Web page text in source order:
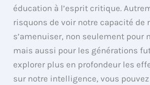
éducation à l’esprit critique.
risquons de voir notre capacité de
s’amenuiser, non seulement pour
mais aussi pour les générations
explorer plus en profondeur les
sur notre intelligence, vous